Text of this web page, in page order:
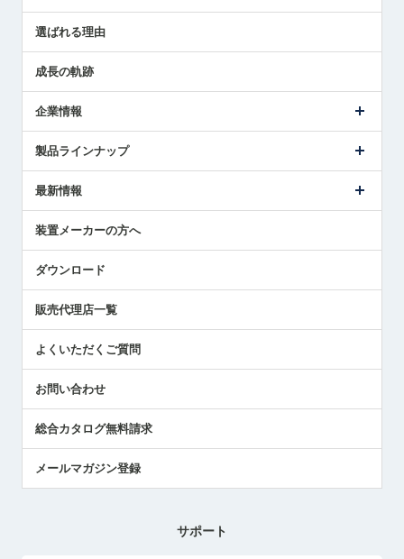
解決策提案
選ばれる理由
成長の軌跡
企業情報
ごあいさつ
受賞履歴
採用情報
国/地域/言語
製品ラインナップ
ツールセッタ製品
エアマイクロセンサ製品
最新情報
メトロールの技術
社員ブログ
中小企業のBCP地震対策
センサのテクニカルガイド
社長ブログ
装置メーカーの方へ
ダウンロード
販売代理店一覧
よくいただくご質問
お問い合わせ
総合カタログ無料請求
メールマガジン登録
サポート